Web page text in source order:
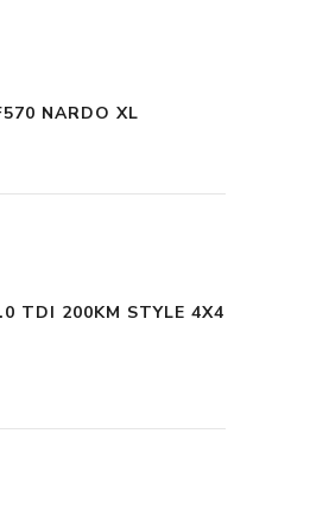
NARDO XL
TDI 200KM STYLE 4X4